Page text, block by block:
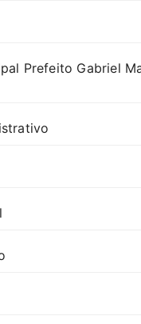
Prefeito Gabriel